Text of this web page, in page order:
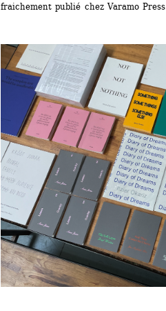
fraichement publié chez Varamo Press.